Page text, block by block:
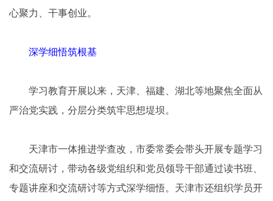
心聚力、干事创业。
深学细悟筑根基
学习教育开展以来，天津、福建、湖北等地聚焦全面从
严治党实践，分层分类筑牢思想堤坝。
天津市一体推进学查改，市委常委会带头开展专题学习
和交流研讨，带动各级党组织和党员领导干部通过读书班、
专题讲座和交流研讨等方式深学细悟。天津市还组织学员开